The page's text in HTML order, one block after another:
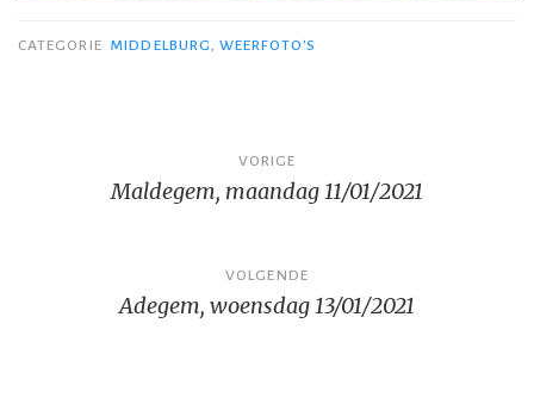
CATEGORIE MIDDELBURG,WEERFOTO'S
navigatie
VORIGE
Maldegem, maandag 11/01/2021
VOLGENDE
Adegem, woensdag 13/01/2021